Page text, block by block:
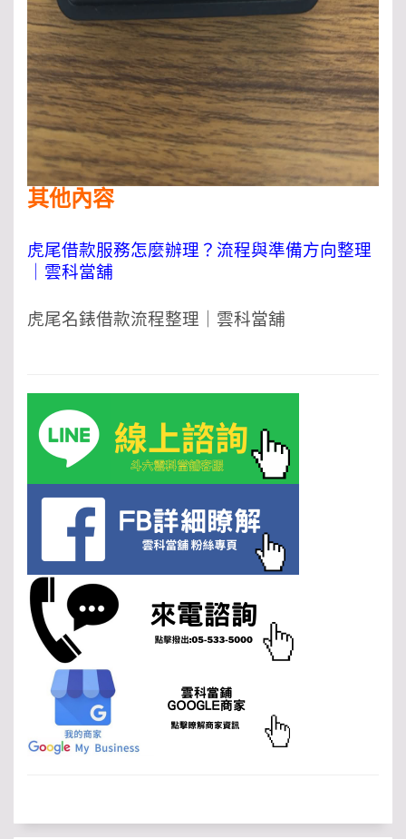
其他內容
虎尾借款服務怎麼辦理？流程與準備方向整理
｜雲科當舖
虎尾名錶借款流程整理｜雲科當舖